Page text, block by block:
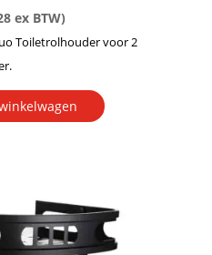
ex BTW)
Toiletrolhouder voor 2